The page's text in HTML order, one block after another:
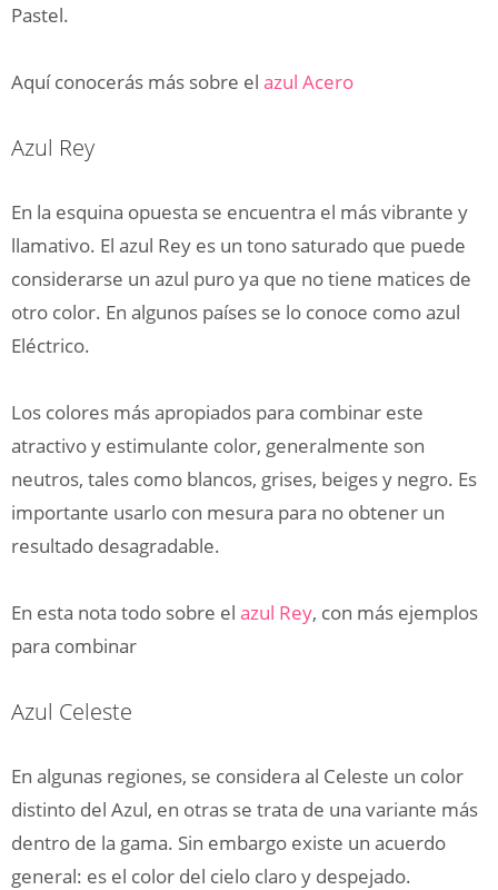
Pastel.
Aquí conocerás más sobre el azul Acero
Azul Rey
En la esquina opuesta se encuentra el más vibrante y
llamativo. El azul Rey es un tono saturado que puede
considerarse un azul puro ya que no tiene matices de
otro color. En algunos países se lo conoce como azul
Eléctrico.
Los colores más apropiados para combinar este
atractivo y estimulante color, generalmente son
neutros, tales como blancos, grises, beiges y negro. Es
importante usarlo con mesura para no obtener un
resultado desagradable.
En esta nota todo sobre el azul Rey, con más ejemplos
para combinar
Azul Celeste
En algunas regiones, se considera al Celeste un color
distinto del Azul, en otras se trata de una variante más
dentro de la gama. Sin embargo existe un acuerdo
general: es el color del cielo claro y despejado.